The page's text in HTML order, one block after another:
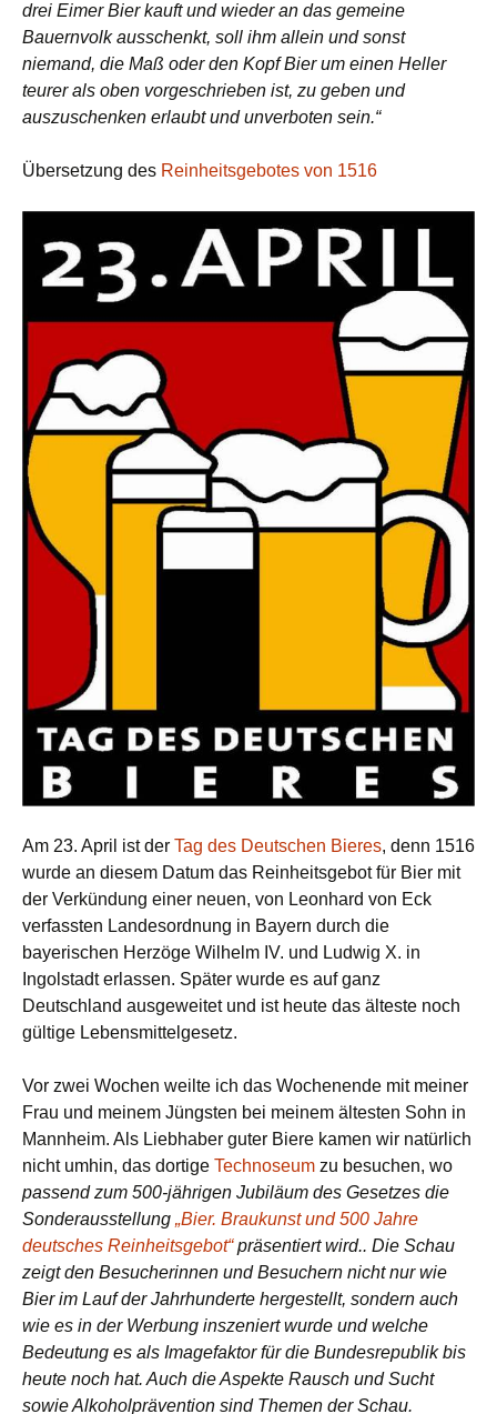
drei Eimer Bier kauft und wieder an das gemeine
Bauernvolk ausschenkt, soll ihm allein und sonst
niemand, die Maß oder den Kopf Bier um einen Heller
teurer als oben vorgeschrieben ist, zu geben und
auszuschenken erlaubt und unverboten sein.“
Übersetzung des Reinheitsgebotes von 1516
Am 23. April ist der Tag des Deutschen Bieres, denn 1516
wurde an diesem Datum das Reinheitsgebot für Bier mit
der Verkündung einer neuen, von Leonhard von Eck
verfassten Landesordnung in Bayern durch die
bayerischen Herzöge Wilhelm IV. und Ludwig X. in
Ingolstadt erlassen. Später wurde es auf ganz
Deutschland ausgeweitet und ist heute das älteste noch
gültige Lebensmittelgesetz.
Vor zwei Wochen weilte ich das Wochenende mit meiner
Frau und meinem Jüngsten bei meinem ältesten Sohn in
Mannheim. Als Liebhaber guter Biere kamen wir natürlich
nicht umhin, das dortige Technoseum zu besuchen, wo
passend zum 500-jährigen Jubiläum des Gesetzes die
Sonderausstellung „Bier. Braukunst und 500 Jahre
deutsches Reinheitsgebot“präsentiert wird.. Die Schau
zeigt den Besucherinnen und Besuchern nicht nur wie
Bier im Lauf der Jahrhunderte hergestellt, sondern auch
wie es in der Werbung inszeniert wurde und welche
Bedeutung es als Imagefaktor für die Bundesrepublik bis
heute noch hat. Auch die Aspekte Rausch und Sucht
sowie Alkoholprävention sind Themen der Schau.